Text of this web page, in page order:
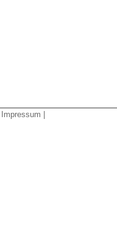
Impressum